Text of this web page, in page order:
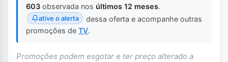
603 observada nos últimos 12 meses.
ative o alerta
dessa oferta e acompanhe outras
promoções de TV.
Promoções podem esgotar e ter preço alterado a